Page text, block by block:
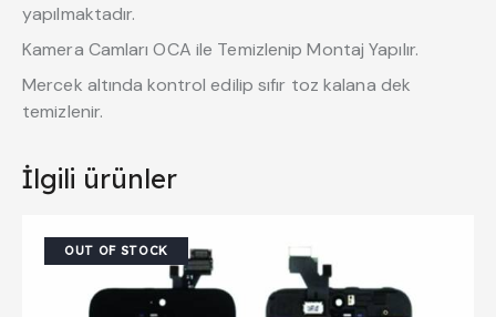
yapılmaktadır.
Kamera Camları OCA ile Temizlenip Montaj Yapılır.
Mercek altında kontrol edilip sıfır toz kalana dek
temizlenir.
İlgili ürünler
OUT OF STOCK